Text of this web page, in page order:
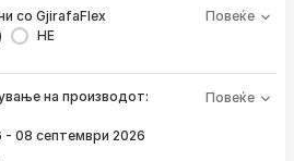
со GjirafaFlex
НЕ
Повеќе
на производот:
- 08 септември 2026
Повеќе
на производот е периодот од
верификација на вашата
за верификација што го
или смс.
сега, производот